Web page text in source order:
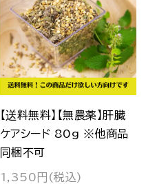
【送料無料】【無農薬】肝臓
ケアシード 80g ※他商品
同梱不可
1,350円(税込)